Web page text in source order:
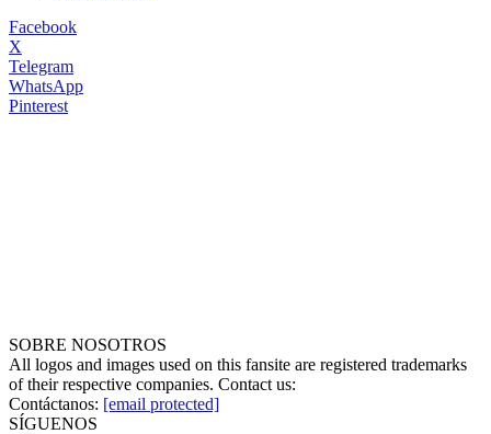
Facebook
X
Telegram
WhatsApp
Pinterest
SOBRE NOSOTROS
All logos and images used on this fansite are registered trademarks
of their respective companies. Contact us:
Contáctanos: [email protected]
SÍGUENOS